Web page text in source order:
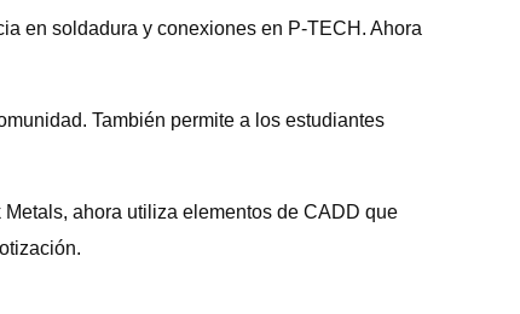
en soldadura y conexiones en P-TECH. Ahora
También permite a los estudiantes
ahora utiliza elementos de CADD que